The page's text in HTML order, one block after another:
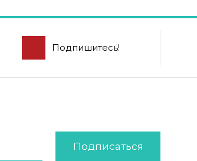
Подпишитесь!
Подписаться